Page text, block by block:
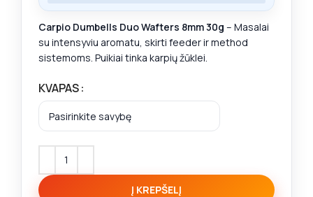
Carpio Dumbells Duo Wafters 8mm 30g – Masalai
su intensyviu aromatu, skirti feeder ir method
sistemoms. Puikiai tinka karpių žūklei.
KVAPAS
Į KREPŠELĮ